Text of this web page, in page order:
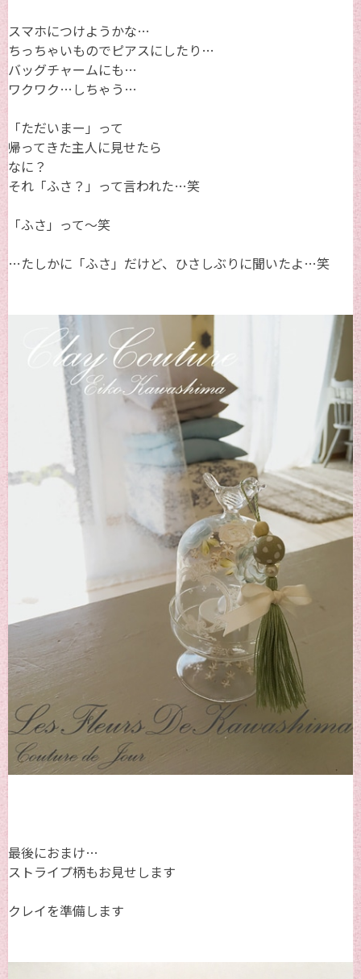
スマホにつけようかな…
ちっちゃいものでピアスにしたり…
バッグチャームにも…
ワクワク…しちゃう…
「ただいまー」って
帰ってきた主人に見せたら
なに？
それ「ふさ？」って言われた…笑
「ふさ」って～笑
…たしかに「ふさ」だけど、ひさしぶりに聞いたよ…笑
最後におまけ…
ストライプ柄もお見せします
クレイを準備します